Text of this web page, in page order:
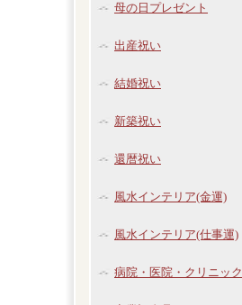
母の日プレゼント
出産祝い
結婚祝い
新築祝い
還暦祝い
風水インテリア(金運)
風水インテリア(仕事運)
病院・医院・クリニック